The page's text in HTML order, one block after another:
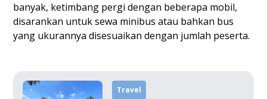
banyak, ketimbang pergi dengan beberapa mobil,
disarankan untuk sewa minibus atau bahkan bus
yang ukurannya disesuaikan dengan jumlah peserta.
Travel